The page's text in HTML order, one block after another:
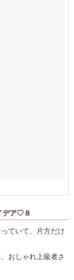
デア♡８
ていて、片方だけ
おしゃれ上級者さ